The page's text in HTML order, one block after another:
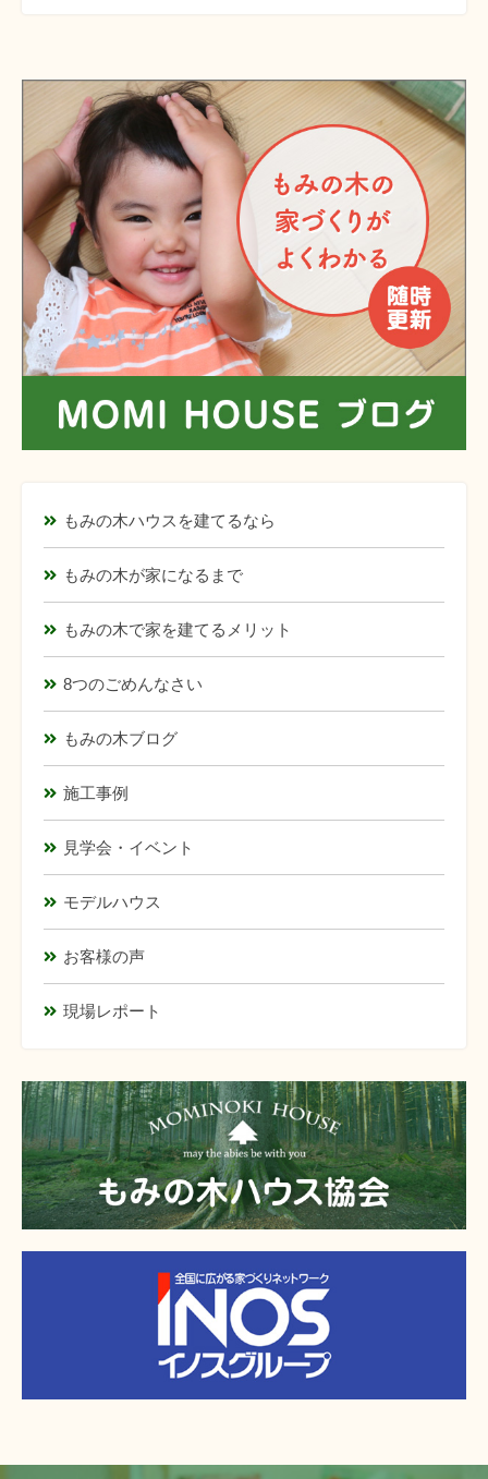
もみの木ハウスを建てるなら
もみの木が家になるまで
もみの木で家を建てるメリット
8つのごめんなさい
もみの木ブログ
施工事例
見学会・イベント
モデルハウス
お客様の声
現場レポート